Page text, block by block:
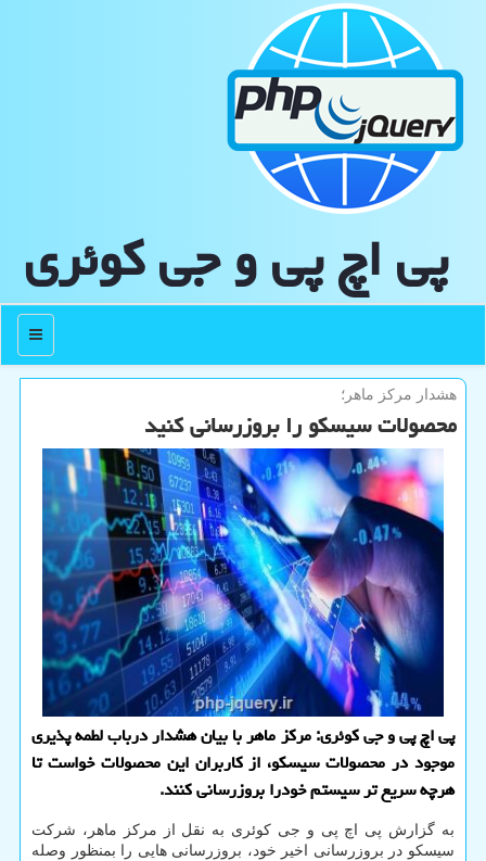
پی اچ پی و جی كوئری
منو
هشدار مركز ماهر؛
محصولات سیسکو را بروزرسانی کنید
پی اچ پی و جی کوئری: مرکز ماهر با بیان هشدار درباب لطمه پذیری
موجود در محصولات سیسکو، از کاربران این محصولات خواست تا
هرچه سریع تر سیستم خودرا بروزرسانی کنند.
به گزارش پی اچ پی و جی کوئری به نقل از مرکز ماهر، شرکت
سیسکو در بروزرسانی اخیر خود، بروزرسانی هایی را بمنظور وصله